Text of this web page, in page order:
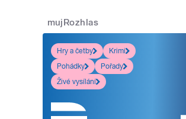
mujRozhlas
Hry a četby
Krimi
Pohádky
Pořady
Živé vysílání